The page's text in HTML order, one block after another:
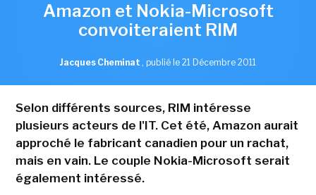
Amazon et Nokia-Microsoft
convoiteraient RIM
Jacques Cheminat , publié le 21 Décembre 2011
Selon différents sources, RIM intéresse
plusieurs acteurs de l'IT. Cet été, Amazon aurait
approché le fabricant canadien pour un rachat,
mais en vain. Le couple Nokia-Microsoft serait
également intéressé.